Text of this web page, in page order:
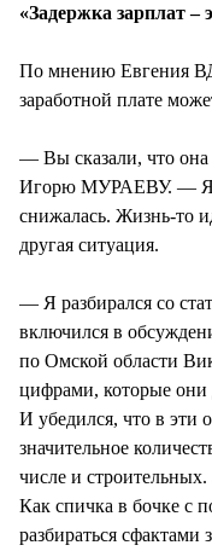
«Задержка зарплат –
По мнению Евгения
заработной плате
— Вы сказали, что она
Игорю МУРАЕВУ. — Я
снижалась. Жизнь-то
другая ситуация.
— Я разбирался со
включился в
по Омской области
цифрами, которые они
И убедился, что в эти
значительное
числе и
Как спичка в бочке с
разбираться